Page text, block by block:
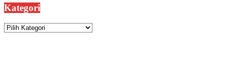
Kategori
Kategori